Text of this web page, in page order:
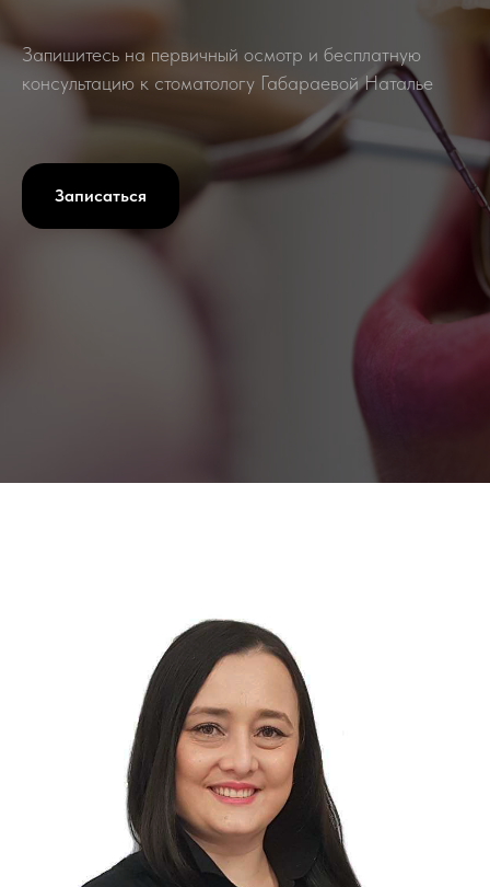
Запишитесь на первичный осмотр и бесплатную
консультацию к стоматологу Габараевой Наталье
Записаться